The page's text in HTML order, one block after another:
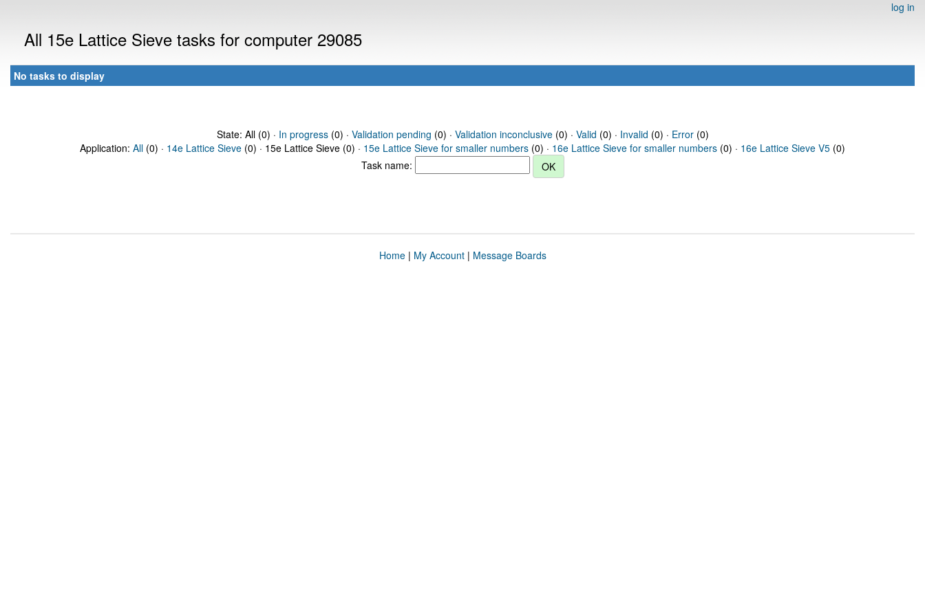
log in
All 15e Lattice Sieve tasks for computer 29085
No tasks to display
State: All (0) · In progress(0) · Validation pending (0) · Validation inconclusive(0) · Valid (0) · Invalid (0) · Error(0)
Application: All (0) · 14e Lattice Sieve (0) · 15e Lattice Sieve (0) · 15e Lattice Sieve for smaller numbers (0) · 16e Lattice Sieve for smaller numbers (0) · 16e Lattice Sieve V5 (0)
Task name:
Home| My Account| Message Boards